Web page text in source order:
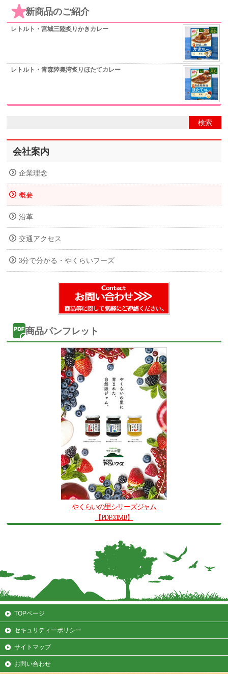
新商品のご紹介
レトルト・宮城三陸炙りかきカレー
レトルト・青森陸奥湾炙りほたてカレー
会社案内
企業理念
概要
沿革
交通アクセス
3分で分かる・やくらいフーズ
商品パンフレット
やくらいの里シリーズジャム
【PDF:3.1MB】
TOPページ
セキュリティーポリシー
サイトマップ
お問い合わせ